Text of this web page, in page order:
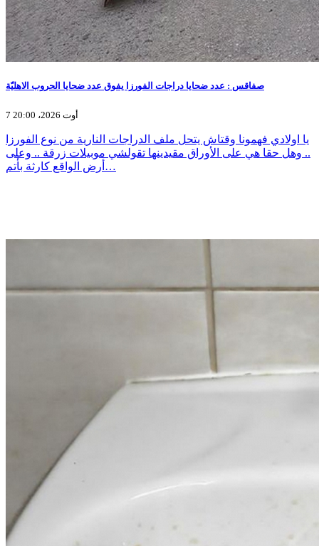
صفاقس : عدد ضحايا دراجات الفورزا يفوق عدد ضحايا الحروب الاهليّة
7 أوت 2026، 20:00
يا اولادي فهمونا وقتاش يتحل ملف الدراجات النارية من نوع الفورزا
.. وهل حقا هي على الأوراق مقيدينها تقولشي موبيلات زرقة .. وعلى
أرض الواقع كارثة بأتم…